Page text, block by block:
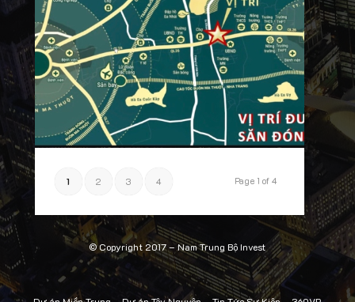
Page 1 of 4
1 2 3 4
© Copyright 2017 –Nam Trung Bộ Invest